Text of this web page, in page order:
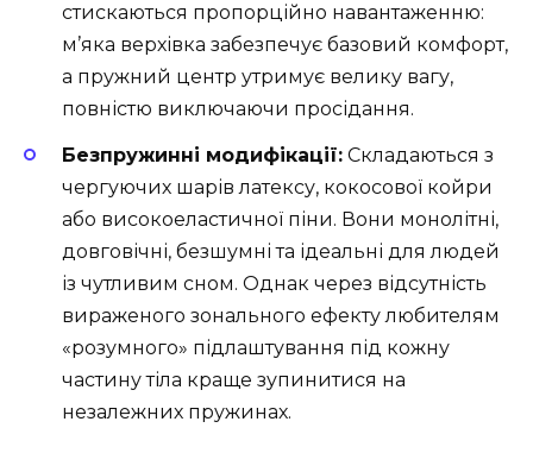
стискаються пропорційно навантаженню:
м’яка верхівка забезпечує базовий комфорт,
а пружний центр утримує велику вагу,
повністю виключаючи просідання.
Безпружинні модифікації: Складаються з
чергуючих шарів латексу, кокосової койри
або високоеластичної піни. Вони монолітні,
довговічні, безшумні та ідеальні для людей
із чутливим сном. Однак через відсутність
вираженого зонального ефекту любителям
«розумного» підлаштування під кожну
частину тіла краще зупинитися на
незалежних пружинах.